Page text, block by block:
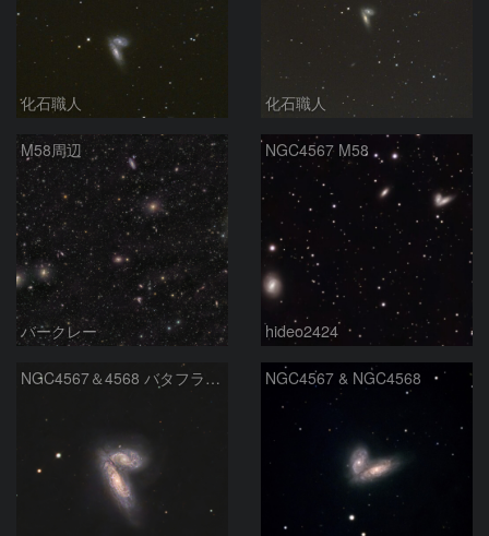
化石職人 化石職人
M58周辺
バークレー
NGC4567 M58
hideo2424
NGC4567＆4568 バタフライ銀河（旧愛称：シャム双生児銀河） NGC4567 & NGC4568